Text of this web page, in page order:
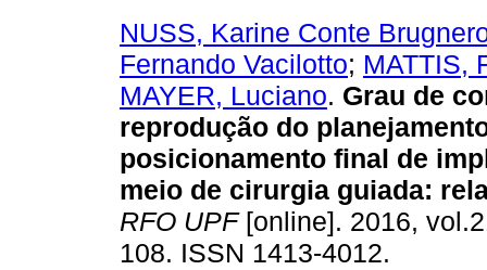
NUSS, Karine Conte
Fernando Vacilotto; MATTIS,
MAYER, Luciano. Grau de
reprodução do
posicionamento final de
meio de cirurgia guiada:
RFO UPF[online]. 2016,
108. ISSN 1413-4012.